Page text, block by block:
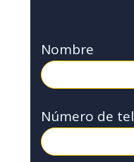
Nombre
Número de